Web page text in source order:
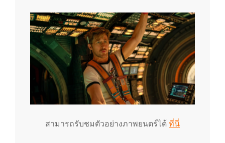
สามารถรับชมตัวอย่างภาพยนตร์ได้ ที่นี่